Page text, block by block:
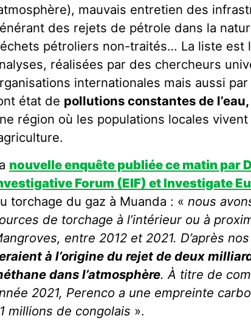
mauvais entretien des
des rejets de pétrole dans la
pétroliers non-traités… La liste est
réalisées par des chercheurs
internationales mais aussi
état de pollutions constantes de l’eau,
région où les populations locales
nouvelle enquête publiée ce matin par
Forum (EIF)et Investigate
torchage du gaz à Muanda : «nous
de torchage à l’intérieur ou à
entre 2012 et 2021. D’après
à l’origine du rejet de deux
dans l’atmosphère.À titre de
2021, Perenco a une empreinte
millions de congolais ».